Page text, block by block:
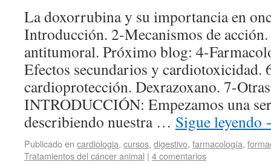
La doxorrubina y su importancia en
Introducción. 2-Mecanismos de
antitumoral. Próximo blog: 4-
Efectos secundarios y cardiotoxicidad.
cardioprotección. Dexrazoxano. 7-
INTRODUCCIÓN: Empezamos una
describiendo nuestra … Sigue leyendo
Publicado en cardiologia, cursos, digestivo, farmacología,
Tratamientos del cáncer animal | 4 comentarios